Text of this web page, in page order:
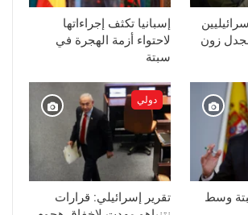
زون
إسبانيا تكثف إجراءاتها
لاحتواء أزمة الهجرة في
سبتة
وسط
دولي
تقرير إسرائيلي: قرارات